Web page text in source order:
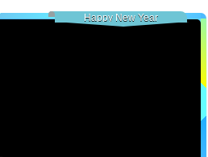
Happy New Year